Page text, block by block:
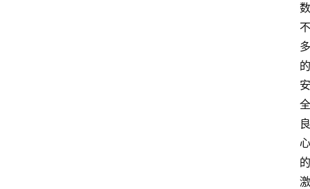
数
不
多
的
安
全
良
心
的
激